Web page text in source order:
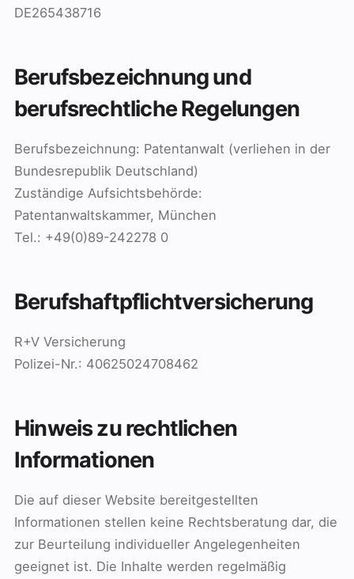
DE265438716
Berufsbezeichnung und
berufsrechtliche Regelungen
Berufsbezeichnung: Patentanwalt (verliehen in der
Bundesrepublik Deutschland)
Zuständige Aufsichtsbehörde:
Patentanwaltskammer, München
Tel.: +49(0)89-242278 0
Berufshaftpflichtversicherung
R+V Versicherung
Polizei-Nr.: 40625024708462
Hinweis zu rechtlichen
Informationen
Die auf dieser Website bereitgestellten
Informationen stellen keine Rechtsberatung dar, die
zur Beurteilung individueller Angelegenheiten
geeignet ist. Die Inhalte werden regelmäßig